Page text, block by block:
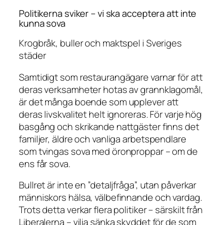
Politikerna sviker – vi ska acceptera att inte
kunna sova
Krogbråk, buller och maktspel i Sveriges
städer
Samtidigt som restaurangägare varnar för att
deras verksamheter hotas av grannklagomål,
är det många boende som upplever att
deras livskvalitet helt ignoreras. För varje hög
basgång och skrikande nattgäster finns det
familjer, äldre och vanliga arbetspendlare
som tvingas sova med öronproppar – om de
ens får sova.
Bullret är inte en ”detaljfråga”, utan påverkar
människors hälsa, välbefinnande och vardag.
Trots detta verkar flera politiker – särskilt från
Liberalerna – vilja sänka skyddet för de som